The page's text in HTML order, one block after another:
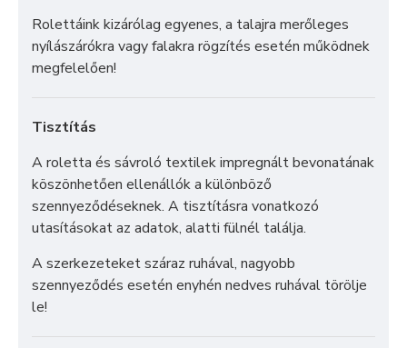
Rolettáink kizárólag egyenes, a talajra merőleges
nyílászárókra vagy falakra rögzítés esetén működnek
megfelelően!
Tisztítás
A roletta és sávroló textilek impregnált bevonatának
köszönhetően ellenállók a különböző
szennyeződéseknek. A tisztításra vonatkozó
utasításokat az adatok, alatti fülnél találja.
A szerkezeteket száraz ruhával, nagyobb
szennyeződés esetén enyhén nedves ruhával törölje
le!